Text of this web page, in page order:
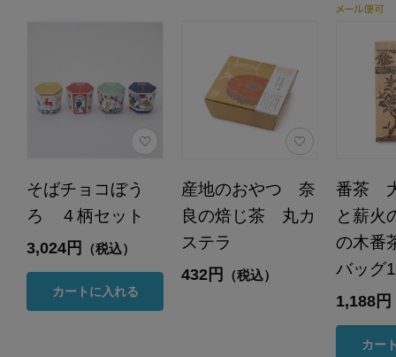
そばチョコぼう
ろ ４柄セット
3,024円 （税込）
カートに入れる
産地のおやつ 奈
良の焙じ茶 丸カ
ステラ
432円 （税込）
番茶
と薪
の木番
バッグ
1,188円
カー